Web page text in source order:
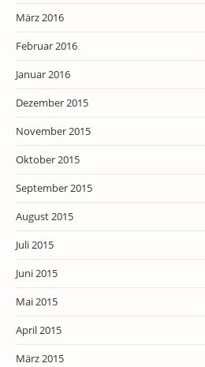
März 2016
Februar 2016
Januar 2016
Dezember 2015
November 2015
Oktober 2015
September 2015
August 2015
Juli 2015
Juni 2015
Mai 2015
April 2015
März 2015